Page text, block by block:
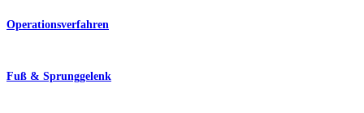
Operationsverfahren
Fuß & Sprunggelenk